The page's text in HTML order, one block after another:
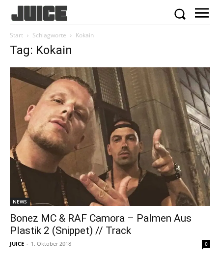
Start Schlagworte Kokain
Tag: Kokain
NEWS
Bonez MC & RAF Camora – Palmen Aus
Plastik 2 (Snippet) // Track
JUICE - 1. Oktober 2018 0